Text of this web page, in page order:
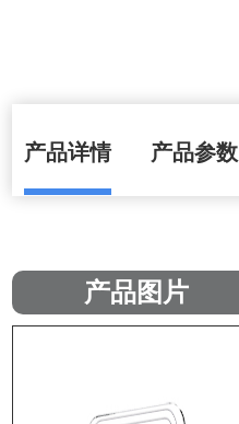
产品详情 产品参数
产品图片